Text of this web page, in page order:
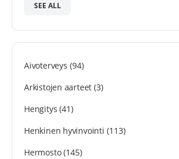
SEE ALL
Aivoterveys (94)
Arkistojen aarteet (3)
Hengitys (41)
Henkinen hyvinvointi (113)
Hermosto(145)